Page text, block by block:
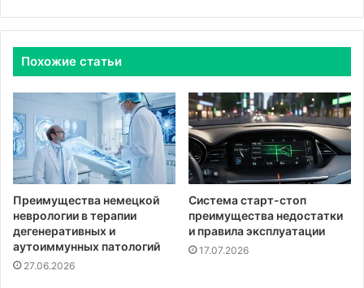
Похожие статьи
Преимущества немецкой
неврологии в терапии
дегенеративных и
аутоиммунных патологий
27.06.2026
Система старт-стоп
преимущества недостатки
и правила эксплуатации
17.07.2026